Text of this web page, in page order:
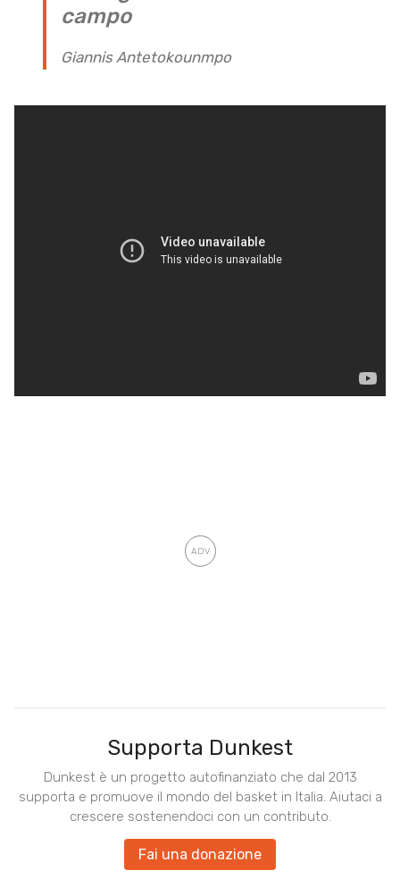
campo
Giannis Antetokounmpo
Supporta Dunkest
Dunkest è un progetto autofinanziato che dal 2013
supporta e promuove il mondo del basket in Italia. Aiutaci a
crescere sostenendoci con un contributo.
Fai una donazione